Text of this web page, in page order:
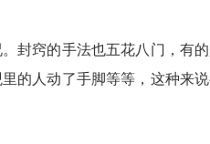
封窍的手法也五花八门，有
的人动了手脚等等，这种来